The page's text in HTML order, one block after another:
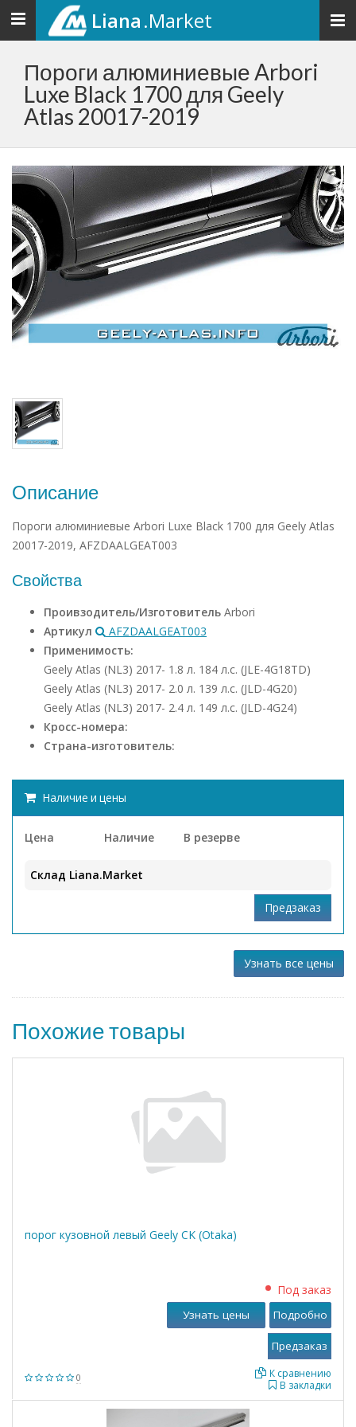
Toggle
navigation
Liana.Market
Пороги алюминиевые Arbori
Luxe Black 1700 для Geely
Atlas 20017-2019
Описание
Пороги алюминиевые Arbori Luxe Black 1700 для Geely Atlas
20017-2019, AFZDAALGEAT003
Свойства
Проивзодитель/Изготовитель Arbori
Артикул
AFZDAALGEAT003
Применимость:
Geely Atlas (NL3) 2017- 1.8 л. 184 л.с. (JLE-4G18TD)
Geely Atlas (NL3) 2017- 2.0 л. 139 л.с. (JLD-4G20)
Geely Atlas (NL3) 2017- 2.4 л. 149 л.с. (JLD-4G24)
Кросс-номера:
Страна-изготовитель:
Наличие и цены
Цена Наличие В резерве
Склад Liana.Market
Узнать все цены
Похожие товары
порог кузовной левый Geely CK (Otaka)
0
Под заказ
В закладки
К сравнению
Узнать цены Подробно